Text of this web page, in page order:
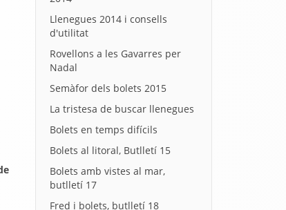
Llenegues 2014 i consells
d'utilitat
Rovellons a les Gavarres per
Nadal
Semàfor dels bolets 2015
La tristesa de buscar llenegues
Bolets en temps difícils
Bolets al litoral, Butlletí 15
Bolets amb vistes al mar,
butlletí 17
Fred i bolets, butlletí 18